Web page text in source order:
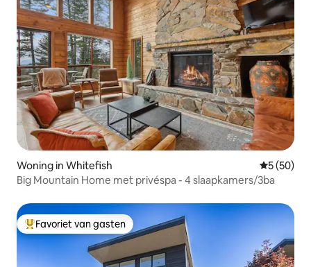
Woning in Whitefish
5 (50)
Big Mountain Home met privéspa - 4 slaapkamers/3ba
Topfavoriet van gasten
Favoriet van gasten